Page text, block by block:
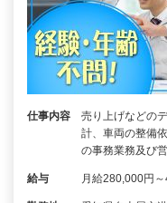
仕事内容
売り上げなどの
計、車両の整備
の事務業務及び
給与 月給280,000円